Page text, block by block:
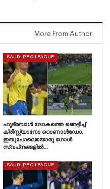
More From Author
SAUDI PRO LEAGUE
ഫുട്ബോൾ ലോകത്തെ ഞെട്ടിച്ച്
ക്രിസ്റ്റ്യാനോ റൊണാൾഡോ,
ഇതുപോലെയൊരു ഗോൾ
സ്വപ്‌നങ്ങളിൽ…
SAUDI PRO LEAGUE